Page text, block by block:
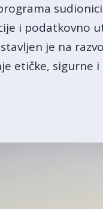
i podatkovno
je na
etičke, sigurne